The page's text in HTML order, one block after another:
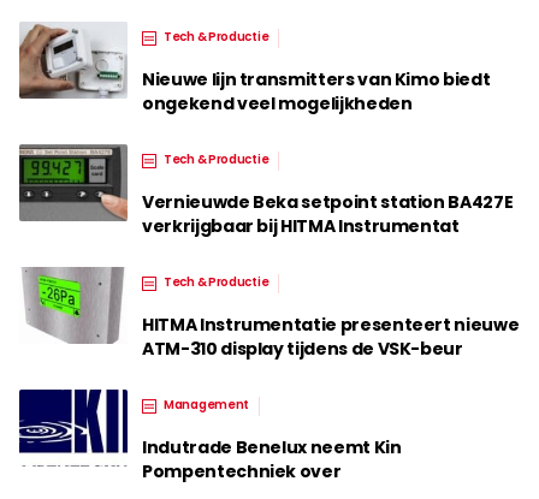
Tech & Productie
Nieuwe lijn transmitters van Kimo biedt
ongekend veel mogelijkheden
Tech & Productie
Vernieuwde Beka setpoint station BA427E
verkrijgbaar bij HITMA Instrumentat
Tech & Productie
HITMA Instrumentatie presenteert nieuwe
ATM-310 display tijdens de VSK-beur
Management
Indutrade Benelux neemt Kin
Pompentechniek over